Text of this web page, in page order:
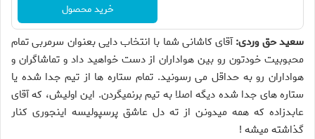
خرید محصول
سعید حق وردی:آقای کاشانی شما با انتخاب دایی بعنوان سرمربی تمام
محبوبیت خودتون رو بین هواداران از دست خواهید داد و تماشاگران و
هواداران رو به حداقل می رسونید. تمام ستاره ها از تیم جدا شده یا
ستاره های جدا شده دیگه اصلا به تیم برنمیگردن. این اولیش، که آقای
عابدزاده که همه میدونن از ته دل عاشق پرسپولیسه اینجوری کنار
گذاشته میشه !